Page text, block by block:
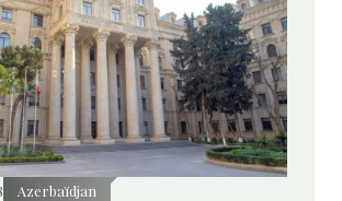
Azerbaïdjan